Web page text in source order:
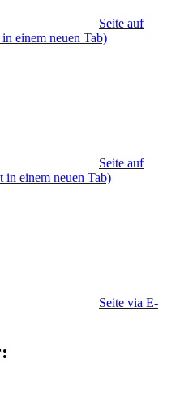
Seite auf
einem neuen Tab)
Seite auf
in einem neuen Tab)
Seite via E-